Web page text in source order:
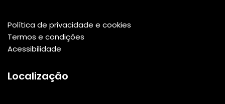
Política de privacidade e cookies
Termos e condições
Acessibilidade
Localização